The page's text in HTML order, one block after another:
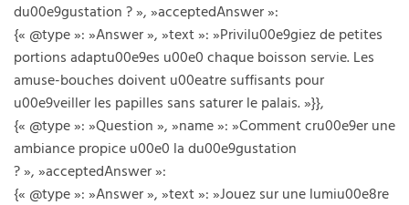
du00e9gustation ? », »acceptedAnswer »:
{« @type »: »Answer », »text »: »Privilu00e9giez de petites
portions adaptu00e9es u00e0 chaque boisson servie. Les
amuse-bouches doivent u00eatre suffisants pour
u00e9veiller les papilles sans saturer le palais. »}},
{« @type »: »Question », »name »: »Comment cru00e9er une
ambiance propice u00e0 la du00e9gustation
? », »acceptedAnswer »:
{« @type »: »Answer », »text »: »Jouez sur une lumiu00e8re